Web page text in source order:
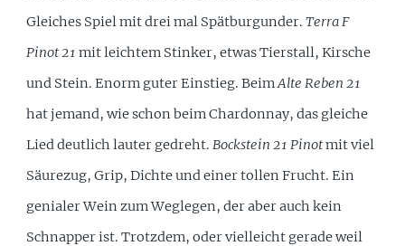
Gleiches Spiel mit drei mal Spätburgunder.Terra F
Pinot 21 mit leichtem Stinker, etwas Tierstall, Kirsche
und Stein. Enorm guter Einstieg. BeimAlte Reben 21
hat jemand, wie schon beim Chardonnay, das gleiche
Lied deutlich lauter gedreht.Bockstein 21 Pinotmit viel
Säurezug, Grip, Dichte und einer tollen Frucht. Ein
genialer Wein zum Weglegen, der aber auch kein
Schnapper ist. Trotzdem, oder vielleicht gerade weil